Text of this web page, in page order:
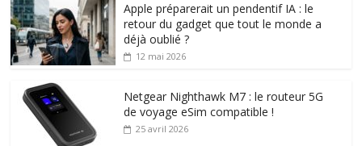
Apple préparerait un pendentif IA : le
retour du gadget que tout le monde a
déjà oublié ?
12 mai 2026
Netgear Nighthawk M7 : le routeur 5G
de voyage eSim compatible !
25 avril 2026